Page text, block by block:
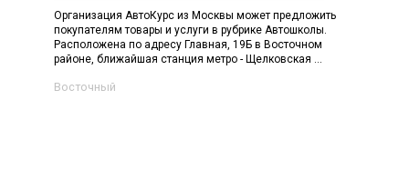
Организация АвтоКурс из Москвы может предложить
покупателям товары и услуги в рубрике Автошколы.
Расположена по адресу Главная, 19Б в Восточном
районе, ближайшая станция метро - Щелковская ...
Восточный